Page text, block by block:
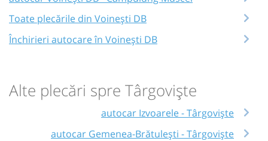
Toate plecările din Voinești DB
Închirieri autocare în Voinești DB
Alte plecări spre Târgoviște
autocar Izvoarele - Târgoviște
autocar Gemenea-Brătulești - Târgoviște